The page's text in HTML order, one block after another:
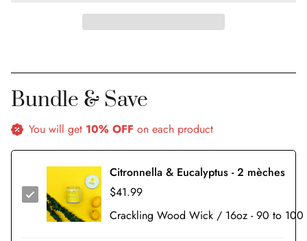
Bundle & Save
You will get 10% OFF on each product
Citronnella & Eucalyptus - 2 mèches
$41.99